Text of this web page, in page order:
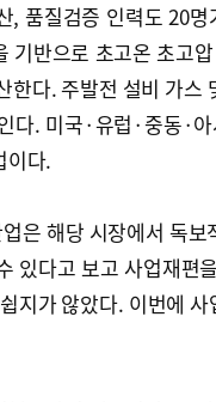
, 품질검증 인력도 20
기반으로 초고온 초고
한다. 주발전 설비 가스
다. 미국·유럽·중동·
이다.
은 해당 시장에서 독
있다고 보고 사업재편
지가 않았다. 이번에